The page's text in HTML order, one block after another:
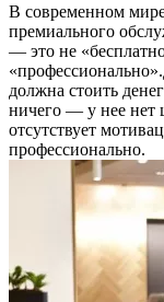
В современном
премиального
— это не
должна стоить
ничего — у нее нет
отсутствует
профессионально.